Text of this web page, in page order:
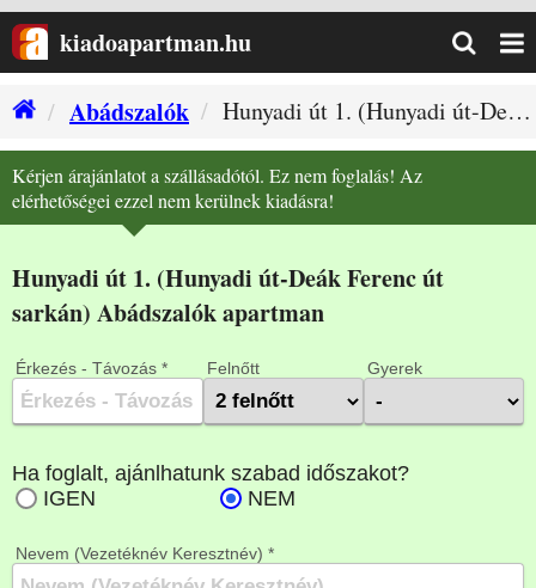
kiadoapartman.hu
Abádszalók
Hunyadi út 1. (Hunyadi út-Deák Ferenc út sarkán) (Abádszalók szállás)
Kérjen árajánlatot a szállásadótól. Ez nem foglalás! Az
elérhetőségei ezzel nem kerülnek kiadásra!
Hunyadi út 1. (Hunyadi út-Deák Ferenc út
sarkán) Abádszalók apartman
Érkezés - Távozás * Felnőtt Gyerek
Nevem (Vezetéknév Keresztnév) *